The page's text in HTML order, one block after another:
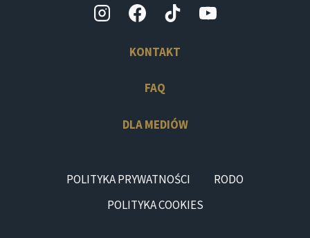
KONTAKT
FAQ
DLA MEDIÓW
POLITYKA PRYWATNOŚCI
RODO
POLITYKA COOKIES